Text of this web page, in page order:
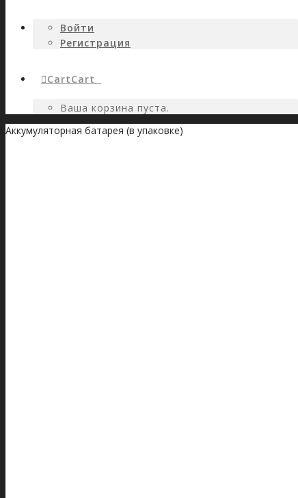
Войти
Регистрация
CartCart
Ваша корзина пуста.
Аккумуляторная батарея (в упаковке)